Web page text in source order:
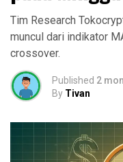
Tim Research
muncul dari indikator
crossover.
Published 2
By Tivan